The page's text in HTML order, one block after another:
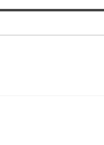
ト ハンガー付き 高反発クッ